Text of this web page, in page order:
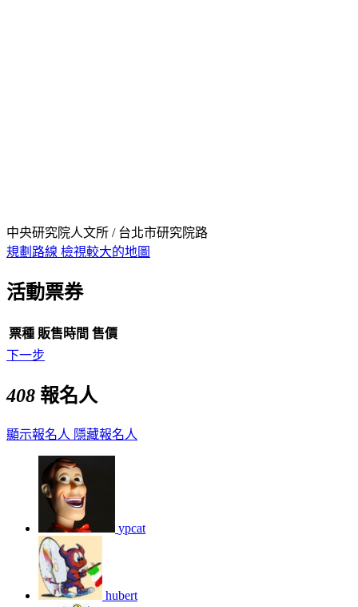
中央研究院人文所 / 台北市研究院路
規劃路線 檢視較大的地圖
活動票券
票種 販售時間 售價
下一步
408 報名人
顯示報名人 隱藏報名人
ypcat
hubert